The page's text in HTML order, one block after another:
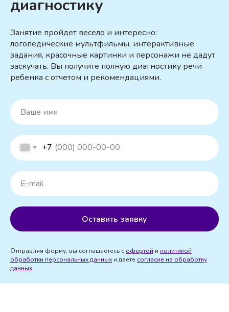
диагностику
Занятие пройдет весело и интересно:
логопедические мультфильмы, интерактивные
задания, красочные картинки и персонажи не дадут
заскучать. Вы получите полную диагностику речи
ребенка с отчетом и рекомендациями.
+7
Оставить заявку
Отправляя форму, вы соглашаетесь с офертой и политикой
обработки персональных данных и даете согласие на обработку
данных.